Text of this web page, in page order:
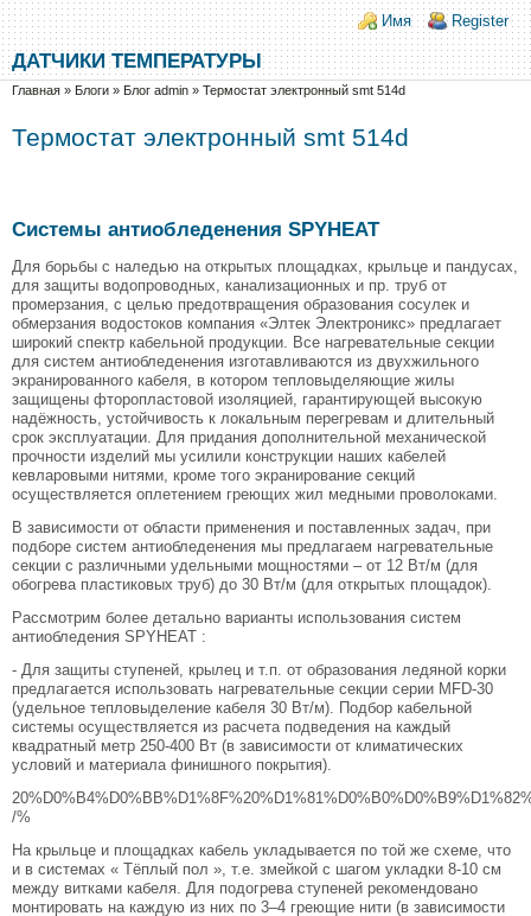
Перейти к основному содержанию
Skip to search
Login links
Имя Register
ДАТЧИКИ ТЕМПЕРАТУРЫ
Вы здесь
Главная » Блоги » Блог admin » Термостат электронный smt 514d
Термостат электронный smt 514d
Системы антиобледенения SPYHEAT
Для борьбы с наледью на открытых площадках, крыльце и пандусах,
для защиты водопроводных, канализационных и пр. труб от
промерзания, с целью предотвращения образования сосулек и
обмерзания водостоков компания «Элтек Электроникс» предлагает
широкий спектр кабельной продукции. Все нагревательные секции
для систем антиобледенения изготавливаются из двухжильного
экранированного кабеля, в котором тепловыделяющие жилы
защищены фторопластовой изоляцией, гарантирующей высокую
надёжность, устойчивость к локальным перегревам и длительный
срок эксплуатации. Для придания дополнительной механической
прочности изделий мы усилили конструкции наших кабелей
кевларовыми нитями, кроме того экранирование секций
осуществляется оплетением греющих жил медными проволоками.
В зависимости от области применения и поставленных задач, при
подборе систем антиобледенения мы предлагаем нагревательные
секции с различными удельными мощностями – от 12 Вт/м (для
обогрева пластиковых труб) до 30 Вт/м (для открытых площадок).
Рассмотрим более детально варианты использования систем
антиобледения SPYHEAT :
- Для защиты ступеней, крылец и т.п. от образования ледяной корки
предлагается использовать нагревательные секции серии MFD-30
(удельное тепловыделение кабеля 30 Вт/м). Подбор кабельной
системы осуществляется из расчета подведения на каждый
квадратный метр 250-400 Вт (в зависимости от климатических
условий и материала финишного покрытия).
/%
На крыльце и площадках кабель укладывается по той же схеме, что
и в системах « Тёплый пол », т.е. змейкой с шагом укладки 8-10 см
между витками кабеля. Для подогрева ступеней рекомендовано
монтировать на каждую из них по 3–4 греющие нити (в зависимости